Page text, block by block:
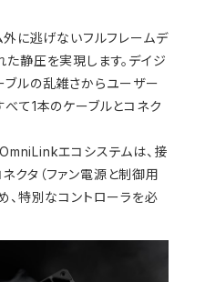
に逃げないフルフレームデ
静圧を実現します。デイジ
ブルの乱雑さからユーザー
べて1本のケーブルとコネク
エコシステムは、接
クタ（ファン電源と制御用
、特別なコントローラを必